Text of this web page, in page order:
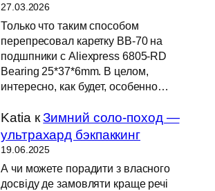
27.03.2026
Только что таким способом
перепресовал каретку BB-70 на
подшпники с Aliexpress 6805-RD
Bearing 25*37*6mm. В целом,
интересно, как будет, особенно…
KatiaкЗимний соло-поход —
ультрахард бэкпаккинг
19.06.2025
А чи можете порадити з власного
досвіду де замовляти краще речі